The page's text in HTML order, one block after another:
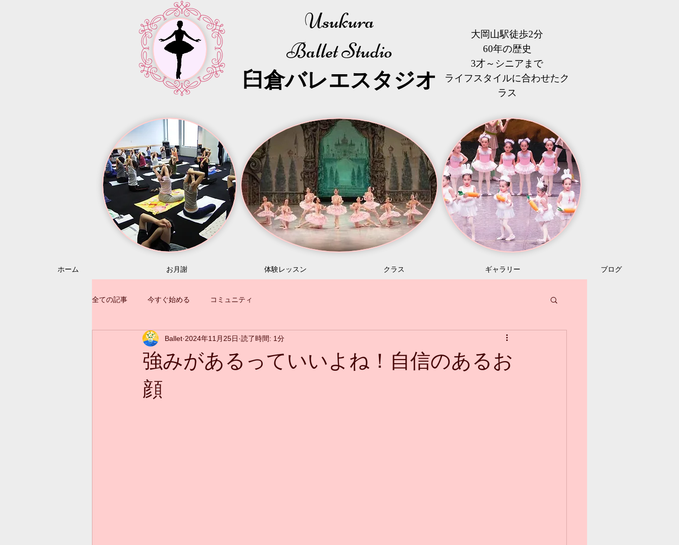
Usukura
Ballet Studio
​臼倉バレエスタジオ
大岡山駅徒歩2分
60年の歴史
3才～シニアまで
​ライフスタイルに合わせたク
ラス
ホーム お月謝 体験レッスン クラス ギャラリー ブログ
全ての記事 今すぐ始める コミュニティ
強みがあるっていいよね！自信のあるお
顔
Ballet 2024年11月25日 読了時間: 1分